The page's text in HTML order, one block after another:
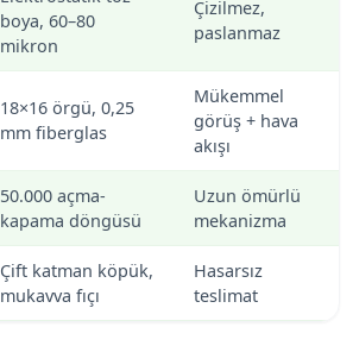
boya, 60–80
mikron
Çizilmez,
paslanmaz
18×16 örgü, 0,25
mm fiberglas
Mükemmel
görüş + hava
akışı
50.000 açma-
kapama döngüsü
Uzun ömürlü
mekanizma
Çift katman köpük,
mukavva fıçı
Hasarsız
teslimat